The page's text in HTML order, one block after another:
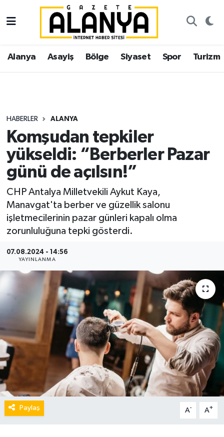
Alanya Asayiş Bölge Siyaset Spor Turizm
HABERLER ALANYA
Komşudan tepkiler
yükseldi: “Berberler Pazar
günü de açılsın!”
CHP Antalya Milletvekili Aykut Kaya,
Manavgat'ta berber ve güzellik salonu
işletmecilerinin pazar günleri kapalı olma
zorunluluğuna tepki gösterdi.
07.08.2024 - 14:56
YAYINLANMA
Paylaş A- A+
Alanya
Asayiş
Siyaset
Spor
Turizm
Ekonomi
Gazipaşa
İstanbul Nöbetçi Eczaneler
İstanbul Hava Durumu
Süper Lig Puan Durumu ve Fikstür
Tüm Manşetler
Son Dakika Haberleri
Haber Arşivi